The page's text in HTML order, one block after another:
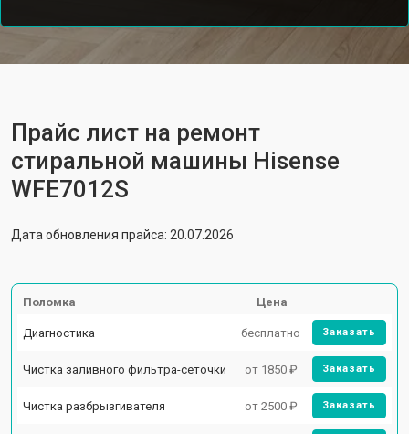
Прайс лист на ремонт
стиральной машины Hisense
WFE7012S
Дата обновления прайса: 20.07.2026
Поломка Цена
Диагностика бесплатно Заказать
Чистка заливного фильтра-сеточки от 1850 ₽ Заказать
Чистка разбрызгивателя от 2500 ₽ Заказать